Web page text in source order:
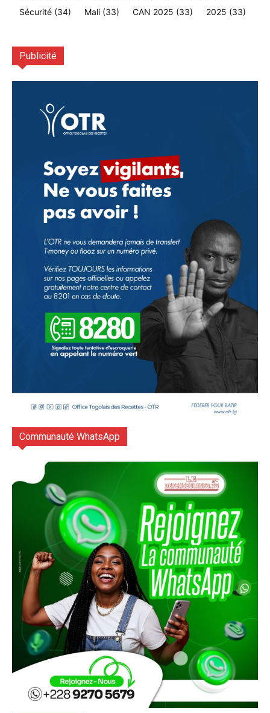
Sécurité (34) Mali (33) CAN 2025 (33) 2025 (33)
Publicité
Communauté WhatsApp